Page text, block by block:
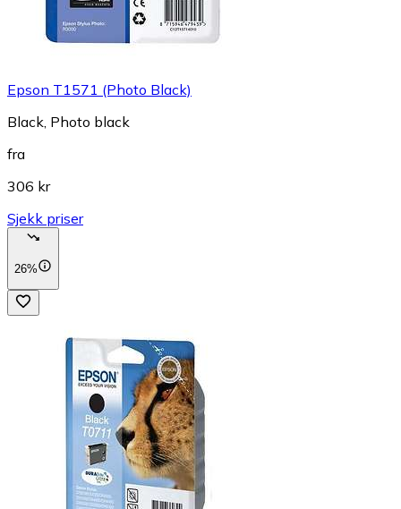
Epson T1571 (Photo Black)
Black, Photo black
fra
306 kr
Sjekk priser
26%